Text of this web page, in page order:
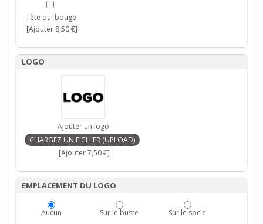
Tête qui bouge
[Ajouter 8,50 €]
LOGO
Ajouter un logo
[Ajouter 7,50 €]
EMPLACEMENT DU LOGO
Aucun Sur le buste Sur le socle